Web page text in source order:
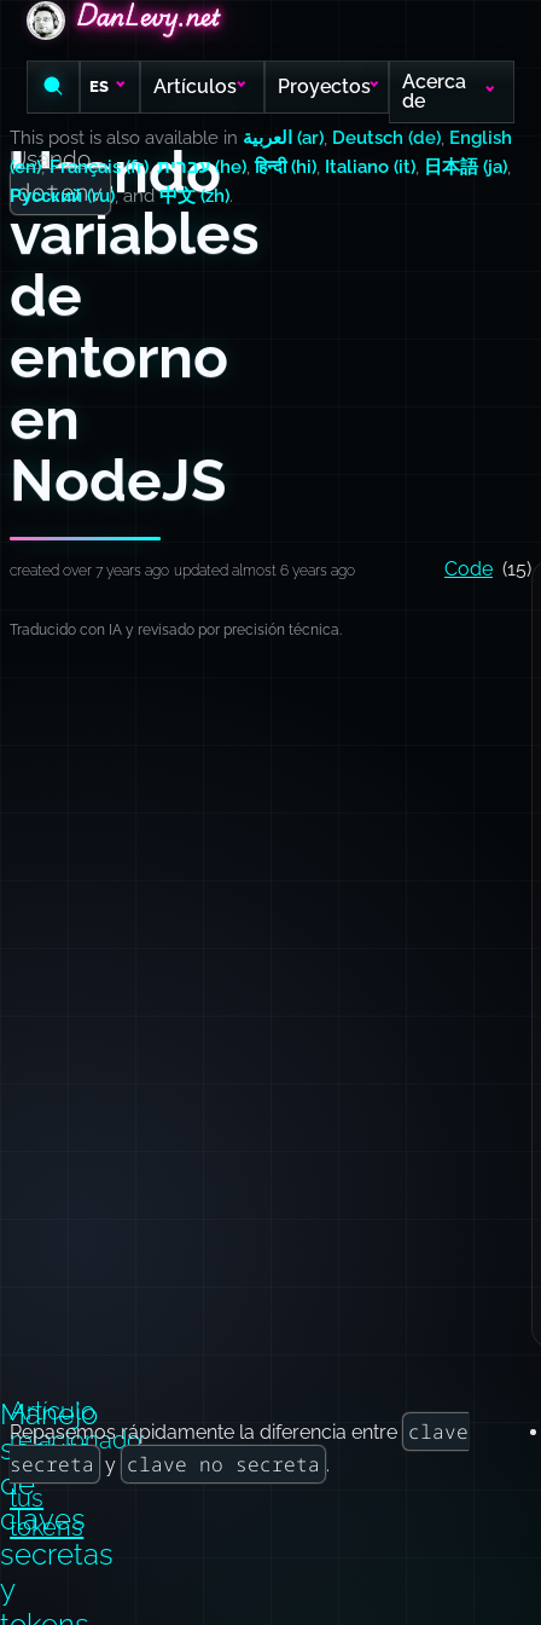
DanLevy.net
DanLevy.net
DanLevy.net
ES Artículos Proyectos
Acerca
de
Usando
variables
de
entorno
en
NodeJS
Usando
dotenv
This post is also available in العربية (ar), Deutsch (de), English
(en),Français (fr), עברית (he),हिन्दी (hi), Italiano (it), 日本語 (ja),
Русский (ru), and中文 (zh).
created over 7 years ago updated almost 6 years ago Code (15)
Traducido con IA y revisado por precisión técnica.
Manejo
seguro
Artículo
relacionado:
Repasemos rápidamente la diferencia entre